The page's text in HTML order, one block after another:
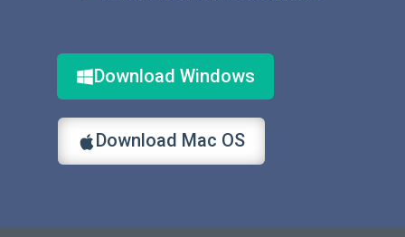
Download Windows
Download Mac OS